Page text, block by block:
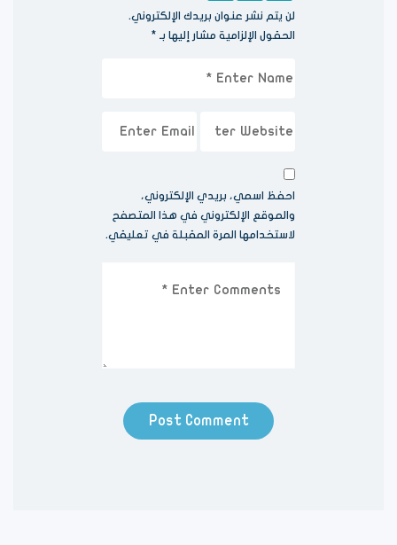
لن يتم نشر عنوان بريدك الإلكتروني.
الحقول الإلزامية مشار إليها بـ *
احفظ اسمي، بريدي الإلكتروني،
والموقع الإلكتروني في هذا المتصفح
لاستخدامها المرة المقبلة في تعليقي.